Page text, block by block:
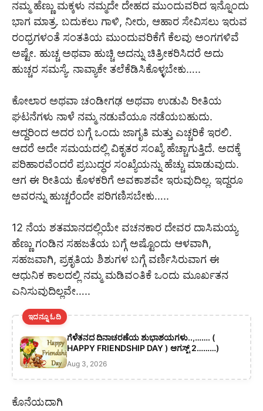
ನಮ್ಮ ಹೆಣ್ಣು ಮಕ್ಕಳು ನಮ್ಮದೇ ದೇಹದ ಮುಂದುವರಿದ ಇನ್ನೊಂದು
ಭಾಗ ಮಾತ್ರ. ಬದುಕಲು ಗಾಳಿ, ನೀರು, ಆಹಾರ ಸೇವಿಸಲು ಇರುವ
ರಂಧ್ರಗಳಂತೆ ಸಂತತಿಯ ಮುಂದುವರಿಕೆಗೆ ಕೆಲವು ಅಂಗಗಳಿವೆ
ಅಷ್ಟೇ. ಹುಚ್ಚ ಅಥವಾ ಹುಚ್ಚಿ ಅದನ್ನು ಚಿತ್ರೀಕರಿಸಿದರೆ ಅದು
ಹುಚ್ಚರ ಸಮಸ್ಯೆ. ನಾವ್ಯಾಕೇ ತಲೆಕೆಡಿಸಿಕೊಳ್ಳಬೇಕು…..
ಕೋಲಾರ ಅಥವಾ ಚಂಡೀಗಢ ಅಥವಾ ಉಡುಪಿ ರೀತಿಯ
ಘಟನೆಗಳು ನಾಳೆ ನಮ್ಮ ನಡುವೆಯೂ ನಡೆಯಬಹುದು.
ಆದ್ದರಿಂದ ಅದರ ಬಗ್ಗೆ ಒಂದು ಜಾಗೃತಿ ಮತ್ತು ಎಚ್ಚರಿಕೆ ಇರಲಿ.
ಆದರೆ ಅದೇ ಸಮಯದಲ್ಲಿ ವಿಕೃತರ ಸಂಖ್ಯೆ ಹೆಚ್ಚಾಗುತ್ತಿದೆ. ಅದಕ್ಕೆ
ಪರಿಹಾರವೆಂದರೆ ಪ್ರಬುದ್ಧರ ಸಂಖ್ಯೆಯನ್ನು ಹೆಚ್ಚು ಮಾಡುವುದು.
ಆಗ ಈ ರೀತಿಯ ಕೊಳಕರಿಗೆ ಅವಕಾಶವೇ ಇರುವುದಿಲ್ಲ. ಇದ್ದರೂ
ಅವರನ್ನು ಹುಚ್ಚರೆಂದೇ ಪರಿಗಣಿಸಬೇಕು…..
12 ನೆಯ ಶತಮಾನದಲ್ಲಿಯೇ ವಚನಕಾರ ದೇವರ ದಾಸಿಮಯ್ಯ
ಹೆಣ್ಣು ಗಂಡಿನ ಸಹಜತೆಯ ಬಗ್ಗೆ ಅಷ್ಟೊಂದು ಆಳವಾಗಿ,
ಸಹಜವಾಗಿ, ಪ್ರಕೃತಿಯ ಶಿಶುಗಳ ಬಗ್ಗೆ ವರ್ಣಿಸಿರುವಾಗ ಈ
ಆಧುನಿಕ ಕಾಲದಲ್ಲಿ ನಮ್ಮ ಮಡಿವಂತಿಕೆ ಒಂದು ಮೂರ್ಖತನ
ಎನಿಸುವುದಿಲ್ಲವೇ…..
ಇದನ್ನೂ ಓದಿ
ಗೆಳೆತನದ ದಿನಾಚರಣೆಯ ಶುಭಾಶಯಗಳು..,……. (
HAPPY FRIENDSHIP DAY ) ಆಗಸ್ಟ್ 2………)
Aug 3, 2026
ಕೊನೆಯದಾಗಿ